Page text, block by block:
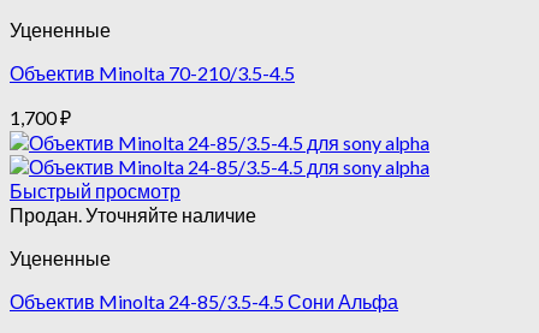
Уцененные
Объектив Minolta 70-210/3.5-4.5
1,700₽
Быстрый просмотр
Продан. Уточняйте наличие
Уцененные
Объектив Minolta 24-85/3.5-4.5 Сони Альфа